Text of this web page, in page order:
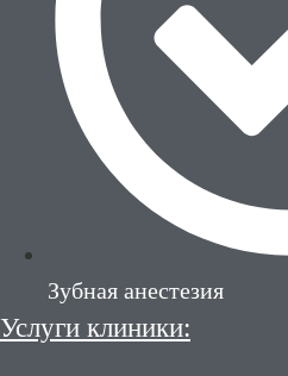
Зубная анестезия
Услуги клиники: